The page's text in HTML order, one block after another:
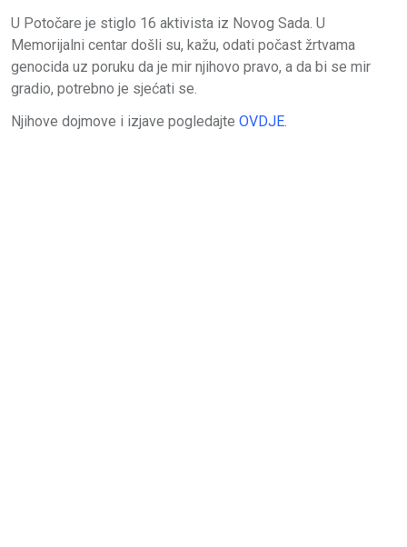
U Potočare je stiglo 16 aktivista iz Novog Sada. U
Memorijalni centar došli su, kažu, odati počast žrtvama
genocida uz poruku da je mir njihovo pravo, a da bi se mir
gradio, potrebno je sjećati se.
Njihove dojmove i izjave pogledajte OVDJE.